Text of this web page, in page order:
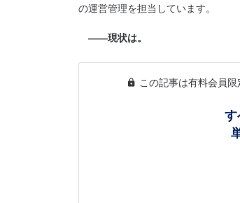
の運営管理を担当しています。
――現状は。
この記事は有料会員
す